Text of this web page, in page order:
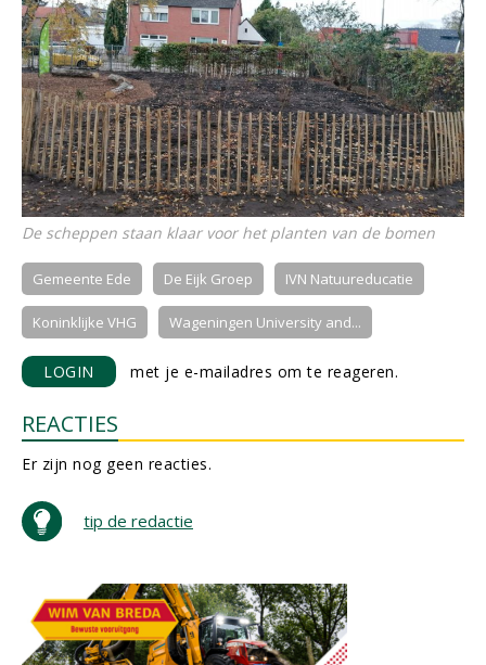
De scheppen staan klaar voor het planten van de bomen
Gemeente Ede De Eijk Groep IVN Natuureducatie
Koninklijke VHG Wageningen University and...
LOGIN met je e-mailadres om te reageren.
REACTIES
Er zijn nog geen reacties.
tip de redactie